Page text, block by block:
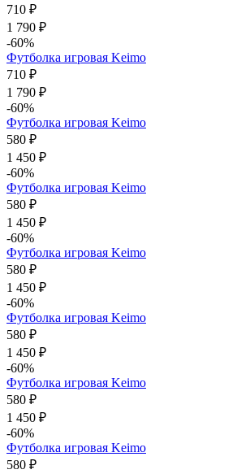
710 ₽
1 790 ₽
-60%
Футболка игровая Keimo
710 ₽
1 790 ₽
-60%
Футболка игровая Keimo
580 ₽
1 450 ₽
-60%
Футболка игровая Keimo
580 ₽
1 450 ₽
-60%
Футболка игровая Keimo
580 ₽
1 450 ₽
-60%
Футболка игровая Keimo
580 ₽
1 450 ₽
-60%
Футболка игровая Keimo
580 ₽
1 450 ₽
-60%
Футболка игровая Keimo
580 ₽